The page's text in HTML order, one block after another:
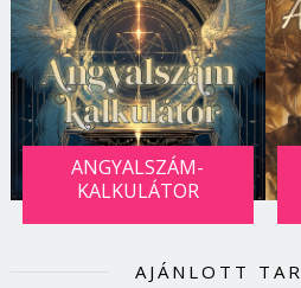
ANGYALSZÁM-
KALKULÁTOR
AJÁNLOTT